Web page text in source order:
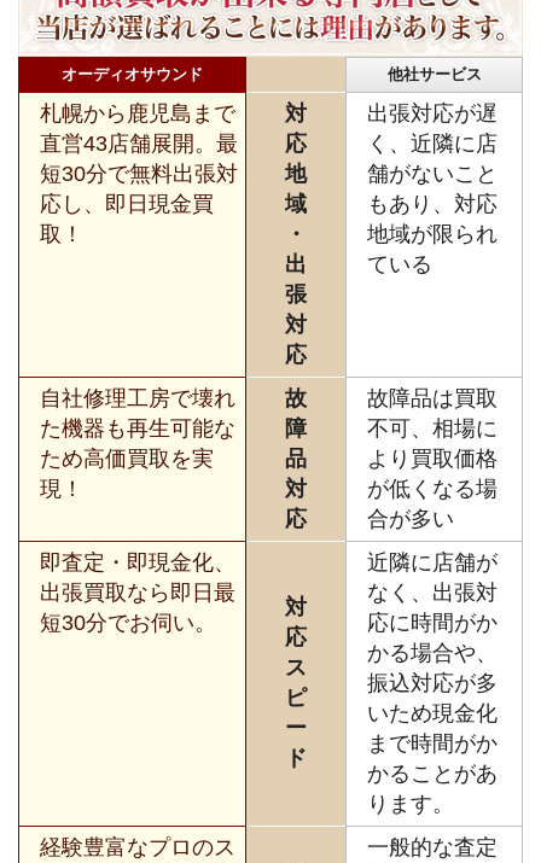
オーディオサウンド 他社サービス
札幌から鹿児島まで
直営43店舗展開。最
短30分で無料出張対
応し、即日現金買
取！
対
応
地
域
・
出
張
対
応
出張対応が遅
く、近隣に店
舗がないこと
もあり、対応
地域が限られ
ている
自社修理工房で壊れ
た機器も再生可能な
ため高価買取を実
現！
故
障
品
対
応
故障品は買取
不可、相場に
より買取価格
が低くなる場
合が多い
即査定・即現金化、
出張買取なら即日最
短30分でお伺い。
対
応
ス
ピ
ー
ド
近隣に店舗が
なく、出張対
応に時間がか
かる場合や、
振込対応が多
いため現金化
まで時間がか
かることがあ
ります。
経験豊富なプロのス
一般的な査定